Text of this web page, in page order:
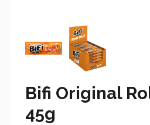
Bifi Original
45g